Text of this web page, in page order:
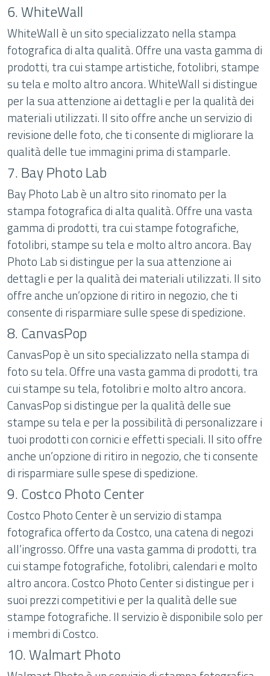
6. WhiteWall
WhiteWall è un sito specializzato nella stampa
fotografica di alta qualità. Offre una vasta gamma di
prodotti, tra cui stampe artistiche, fotolibri, stampe
su tela e molto altro ancora. WhiteWall si distingue
per la sua attenzione ai dettagli e per la qualità dei
materiali utilizzati. Il sito offre anche un servizio di
revisione delle foto, che ti consente di migliorare la
qualità delle tue immagini prima di stamparle.
7. Bay Photo Lab
Bay Photo Lab è un altro sito rinomato per la
stampa fotografica di alta qualità. Offre una vasta
gamma di prodotti, tra cui stampe fotografiche,
fotolibri, stampe su tela e molto altro ancora. Bay
Photo Lab si distingue per la sua attenzione ai
dettagli e per la qualità dei materiali utilizzati. Il sito
offre anche un’opzione di ritiro in negozio, che ti
consente di risparmiare sulle spese di spedizione.
8. CanvasPop
CanvasPop è un sito specializzato nella stampa di
foto su tela. Offre una vasta gamma di prodotti, tra
cui stampe su tela, fotolibri e molto altro ancora.
CanvasPop si distingue per la qualità delle sue
stampe su tela e per la possibilità di personalizzare i
tuoi prodotti con cornici e effetti speciali. Il sito offre
anche un’opzione di ritiro in negozio, che ti consente
di risparmiare sulle spese di spedizione.
9. Costco Photo Center
Costco Photo Center è un servizio di stampa
fotografica offerto da Costco, una catena di negozi
all’ingrosso. Offre una vasta gamma di prodotti, tra
cui stampe fotografiche, fotolibri, calendari e molto
altro ancora. Costco Photo Center si distingue per i
suoi prezzi competitivi e per la qualità delle sue
stampe fotografiche. Il servizio è disponibile solo per
i membri di Costco.
10. Walmart Photo